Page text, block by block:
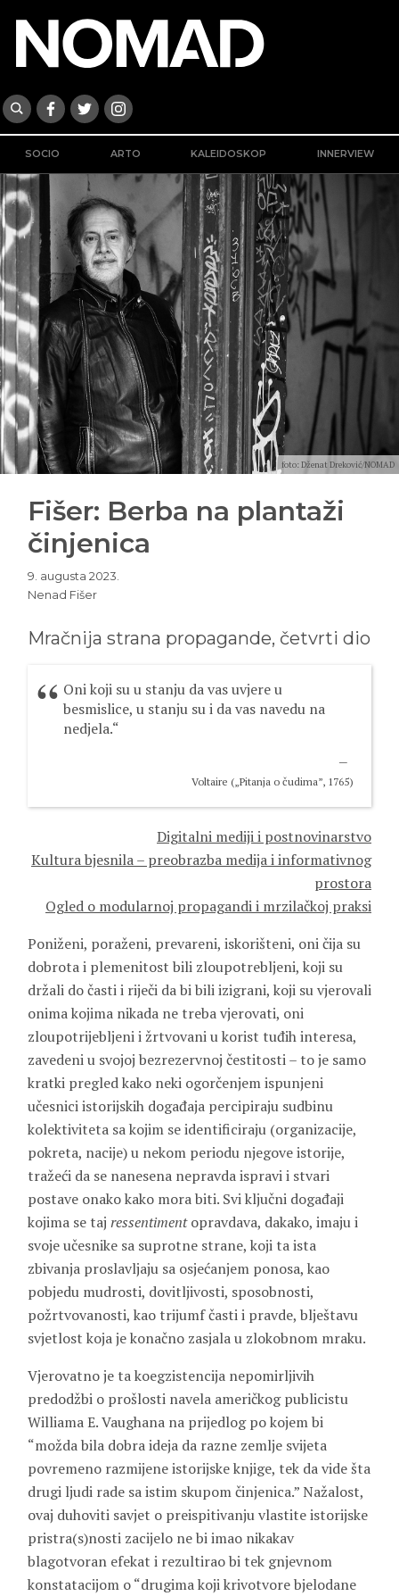
SOCIO ARTO KALEIDOSKOP INNERVIEW
foto: Dženat Dreković/NOMAD
Fišer: Berba na plantaži
činjenica
9. augusta 2023.
Nenad Fišer
Mračnija strana propagande, četvrti dio
Oni koji su u stanju da vas uvjere u
besmislice, u stanju su i da vas navedu na
nedjela.“
Voltaire („Pitanja o čudima”, 1765)
Digitalni mediji i postnovinarstvo
Kultura bjesnila – preobrazba medija i informativnog
prostora
Ogled o modularnoj propagandi i mrzilačkoj praksi
Poniženi, poraženi, prevareni, iskorišteni, oni čija su
dobrota i plemenitost bili zloupotrebljeni, koji su
držali do časti i riječi da bi bili izigrani, koji su vjerovali
onima kojima nikada ne treba vjerovati, oni
zloupotrijebljeni i žrtvovani u korist tuđih interesa,
zavedeni u svojoj bezrezervnoj čestitosti – to je samo
kratki pregled kako neki ogorčenjem ispunjeni
učesnici istorijskih događaja percipiraju sudbinu
kolektiviteta sa kojim se identificiraju (organizacije,
pokreta, nacije) u nekom periodu njegove istorije,
tražeći da se nanesena nepravda ispravi i stvari
postave onako kako mora biti. Svi ključni događaji
kojima se taj ressentimentopravdava, dakako, imaju i
svoje učesnike sa suprotne strane, koji ta ista
zbivanja proslavljaju sa osjećanjem ponosa, kao
pobjedu mudrosti, dovitljivosti, sposobnosti,
požrtvovanosti, kao trijumf časti i pravde, blještavu
svjetlost koja je konačno zasjala u zlokobnom mraku.
Vjerovatno je ta koegzistencija nepomirljivih
predodžbi o prošlosti navela američkog publicistu
Williama E. Vaughana na prijedlog po kojem bi
“možda bila dobra ideja da razne zemlje svijeta
povremeno razmijene istorijske knjige, tek da vide šta
drugi ljudi rade sa istim skupom činjenica.” Nažalost,
ovaj duhoviti savjet o preispitivanju vlastite istorijske
pristra(s)nosti zacijelo ne bi imao nikakav
blagotvoran efekat i rezultirao bi tek gnjevnom
konstatacijom o “drugima koji krivotvore bjelodane